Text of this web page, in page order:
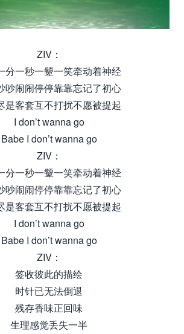
ZIV：
分一秒一颦一笑牵动着神经
吵闹闹停停靠靠忘记了初心
是客套互不打扰不愿被提起
I don’t wanna go
Babe I don’t wanna go
ZIV：
分一秒一颦一笑牵动着神经
吵闹闹停停靠靠忘记了初心
是客套互不打扰不愿被提起
I don’t wanna go
Babe I don’t wanna go
ZIV：
签收彼此的描绘
时针已无法倒退
残存香味正回味
生理感觉丢失一半